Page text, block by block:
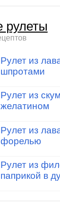
Рулет из
шпротами
Рулет из
желатином
Рулет из
форелью
Рулет из
паприкой в